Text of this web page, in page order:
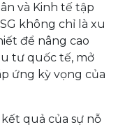
và Kinh tế tập
không chỉ là xu
để nâng cao
tư quốc tế, mở
ứng kỳ vọng của
kết quả của sự nỗ